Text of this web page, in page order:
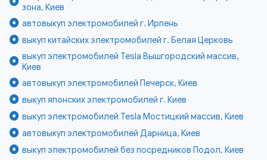
зона, Киев
автовыкуп электромобилей г. Ирпень
выкуп китайских электромобилей г. Белая Церковь
выкуп электромобилей Tesla Вышгородский массив,
Киев
автовыкуп электромобилей Печерск, Киев
выкуп японских электромобилей г. Киев
выкуп электромобилей Tesla Мостицкий массив, Киев
автовыкуп электромобилей Дарница, Киев
выкуп электромобилей без посредников Подол, Киев